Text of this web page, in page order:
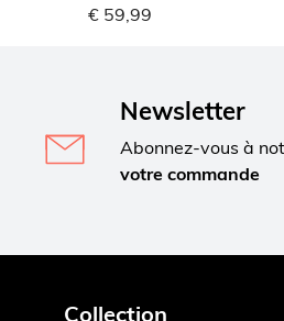
€ 59,99
Newsletter
Abonnez-vous à
votre commande
Collection